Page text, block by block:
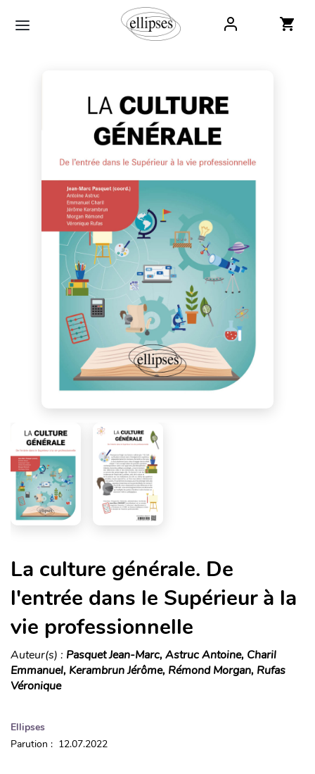
La culture générale. De
l'entrée dans le Supérieur à la
vie professionnelle
Auteur(s) : Pasquet Jean-Marc, Astruc Antoine, Charil
Emmanuel, Kerambrun Jérôme, Rémond Morgan, Rufas
Véronique
Ellipses
Parution : 12.07.2022